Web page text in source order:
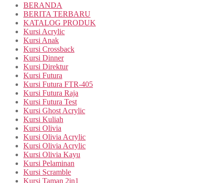
BERANDA
BERITA TERBARU
KATALOG PRODUK
Kursi Acrylic
Kursi Anak
Kursi Crossback
Kursi Dinner
Kursi Direktur
Kursi Futura
Kursi Futura FTR-405
Kursi Futura Raja
Kursi Futura Test
Kursi Ghost Acrylic
Kursi Kuliah
Kursi Olivia
Kursi Olivia Acrylic
Kursi Olivia Acrylic
Kursi Olivia Kayu
Kursi Pelaminan
Kursi Scramble
Kursi Taman 2in1